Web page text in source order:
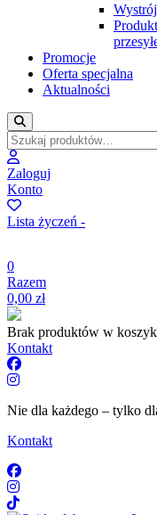
Wystrój
Promocje
Oferta specjalna
Aktualności
Zaloguj
Konto
Lista życzeń -
0
Razem
0,00 zł
Brak produktów w
Kontakt
Nie dla każdego – tylko
Kontakt